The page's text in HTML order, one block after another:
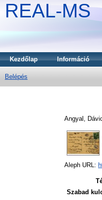
REAL-MS
Kezdőlap Információ
Belépés
Angyal,
Aleph URL:
Szabad